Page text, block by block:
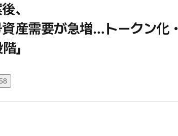
、
産需要が急増…トークン化・
」